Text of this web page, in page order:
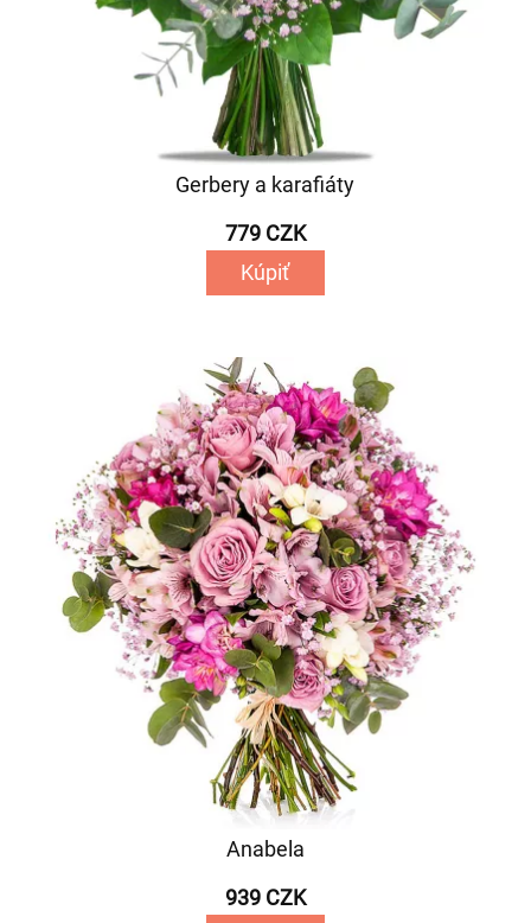
Gerbery a karafiáty
779 CZK
Kúpiť
Anabela
939 CZK